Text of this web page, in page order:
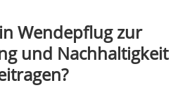
Wendepflug zur
und Nachhaltigkeit